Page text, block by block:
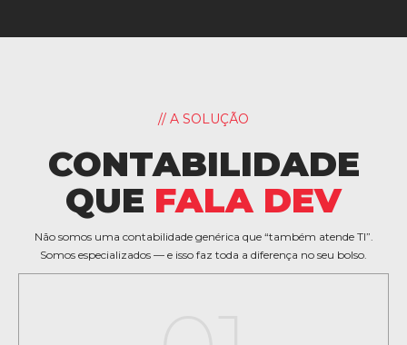
// A SOLUÇÃO
CONTABILIDADE
QUE FALA DEV
Não somos uma contabilidade genérica que “também atende TI”.
Somos especializados — e isso faz toda a diferença no seu bolso.